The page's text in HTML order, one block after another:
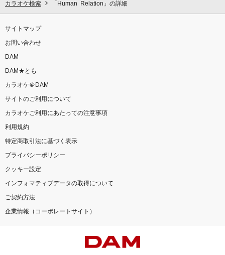
カラオケ検索 「Human Relation」の詳細
サイトマップ
お問い合わせ
DAM
DAM★とも
カラオケ＠DAM
サイトのご利用について
カラオケご利用にあたっての注意事項
利用規約
特定商取引法に基づく表示
プライバシーポリシー
クッキー設定
インフォマティブデータの取得について
ご契約方法
企業情報（コーポレートサイト）